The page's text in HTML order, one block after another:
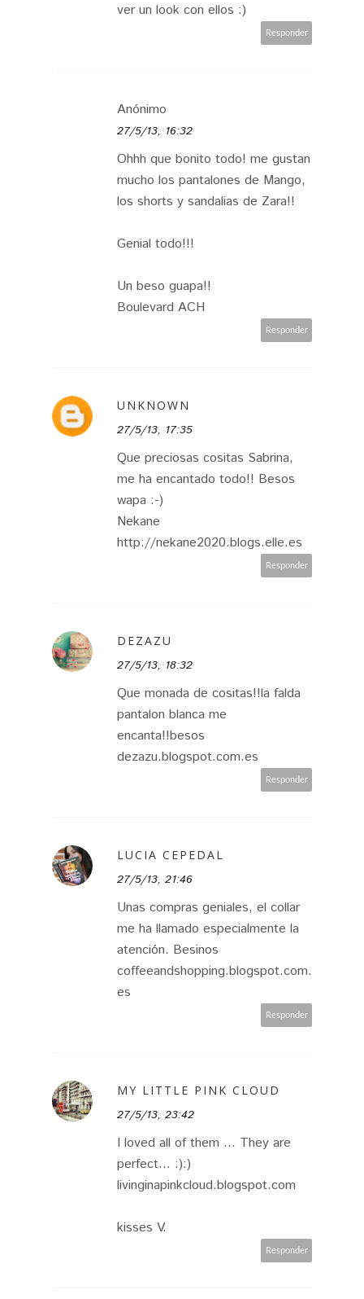
ver un look con ellos :)
Responder
Anónimo
27/5/13, 16:32
Ohhh que bonito todo! me gustan
mucho los pantalones de Mango,
los shorts y sandalias de Zara!!
Genial todo!!!
Un beso guapa!!
Boulevard ACH
Responder
UNKNOWN
27/5/13, 17:35
Que preciosas cositas Sabrina,
me ha encantado todo!! Besos
wapa :-)
Nekane
http://nekane2020.blogs.elle.es
Responder
DEZAZU
27/5/13, 18:32
Que monada de cositas!!la falda
pantalon blanca me
encanta!!besos
dezazu.blogspot.com.es
Responder
LUCIA CEPEDAL
27/5/13, 21:46
Unas compras geniales, el collar
me ha llamado especialmente la
atención. Besinos
coffeeandshopping.blogspot.com.
es
Responder
MY LITTLE PINK CLOUD
27/5/13, 23:42
I loved all of them ... They are
perfect... :):)
livinginapinkcloud.blogspot.com
kisses V.
Responder